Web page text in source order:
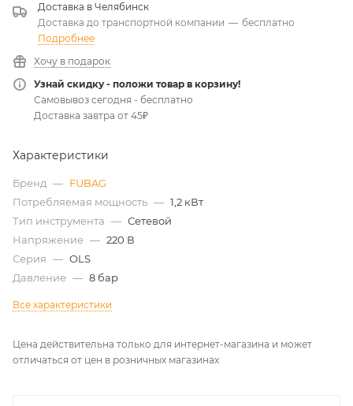
Доставка в Челябинск
Доставка до транспортной компании — бесплатно
Подробнее
Хочу в подарок
Узнай скидку - положи товар в корзину!
Самовывоз сегодня - бесплатно
Доставка завтра от 45₽
Характеристики
Бренд — FUBAG
Потребляемая мощность — 1,2 кВт
Тип инструмента — Сетевой
Напряжение — 220 В
Серия — OLS
Давление — 8 бар
Все характеристики
Цена действительна только для интернет-магазина и может
отличаться от цен в розничных магазинах